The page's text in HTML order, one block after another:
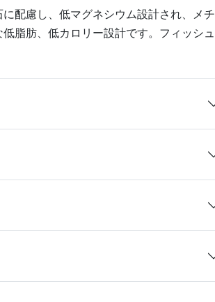
配慮し、低マグネシウム設計され、メチ
脂肪、低カロリー設計です。フィッシュ